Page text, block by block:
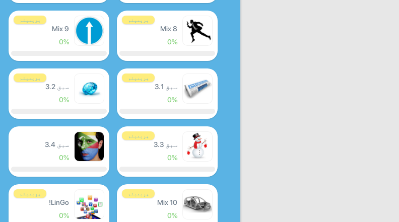
پرِیمیئم
Mix 8
0%
پرِیمیئم
Mix 9
0%
پرِیمیئم
سبق 3.1
0%
پرِیمیئم
سبق 3.2
0%
پرِیمیئم
سبق 3.3
0%
سبق 3.4
0%
پرِیمیئم
Mix 10
0%
پرِیمیئم
LinGo!
0%